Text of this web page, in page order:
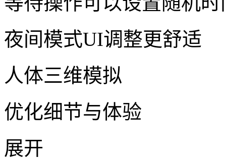
夜间模式UI调整更舒适
人体三维模拟
优化细节与体验
展开